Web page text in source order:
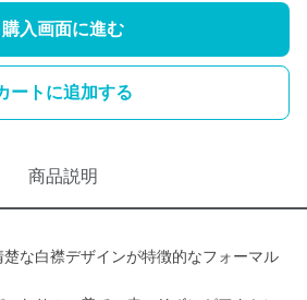
購入画面に進む
ートに追加する
商品説明
楚な白襟デザインが特徴的なフォーマル